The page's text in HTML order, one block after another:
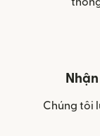
Chúng tôi